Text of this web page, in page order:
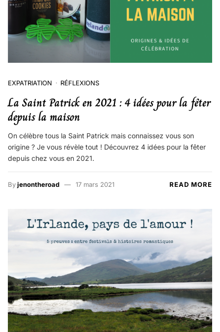
EXPATRIATION RÉFLEXIONS
La Saint Patrick en 2021 : 4 idées pour la fêter
depuis la maison
On célèbre tous la Saint Patrick mais connaissez vous son
origine ? Je vous révèle tout ! Découvrez 4 idées pour la fêter
depuis chez vous en 2021.
Byjenontheroad 17 mars 2021 READ MORE